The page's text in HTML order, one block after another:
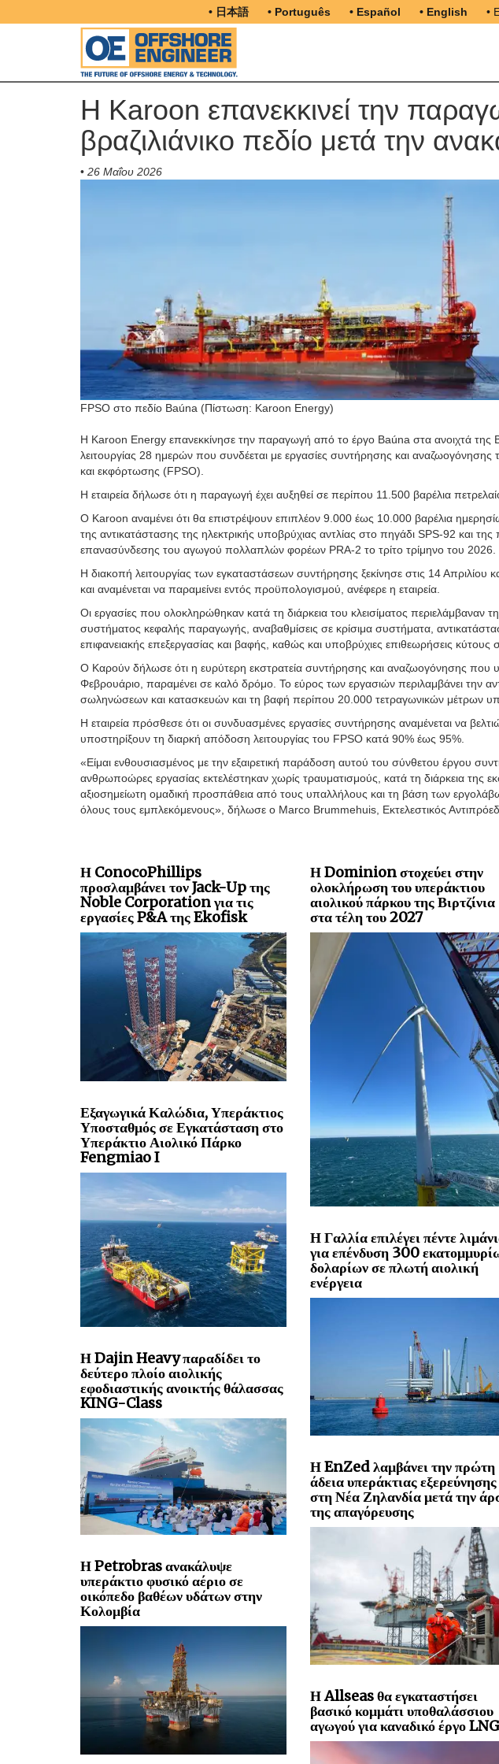
• 日本語 • Português • Español • English •
Η Karoon επανεκκινεί την
βραζιλιάνικο πεδίο μετά την
• 26 Μαΐου 2026
FPSO στο πεδίο Baúna (Πίστωση: Karoon Energy)
Η Karoon Energy επανεκκίνησε την παραγωγή από το έργο Baúna στα ανοιχτά της
λειτουργίας 28 ημερών που συνδέεται με εργασίες συντήρησης και
και εκφόρτωσης (FPSO).
Η εταιρεία δήλωσε ότι η παραγωγή έχει αυξηθεί σε περίπου 11.500 βαρέλια
Ο Karoon αναμένει ότι θα επιστρέψουν επιπλέον 9.000 έως 10.000 βαρέλια
της αντικατάστασης της ηλεκτρικής υποβρύχιας αντλίας στο πηγάδι SPS-92 και
επανασύνδεσης του αγωγού πολλαπλών φορέων PRA-2 το τρίτο τρίμηνο του 2026.
Η διακοπή λειτουργίας των εγκαταστάσεων συντήρησης ξεκίνησε στις 14
και αναμένεται να παραμείνει εντός προϋπολογισμού, ανέφερε η εταιρεία.
Οι εργασίες που ολοκληρώθηκαν κατά τη διάρκεια του κλεισίματος
συστήματος κεφαλής παραγωγής, αναβαθμίσεις σε κρίσιμα συστήματα,
επιφανειακής επεξεργασίας και βαφής, καθώς και υποβρύχιες επιθεωρήσεις κύτους
Ο Καρούν δήλωσε ότι η ευρύτερη εκστρατεία συντήρησης και αναζωογόνησης που
Φεβρουάριο, παραμένει σε καλό δρόμο. Το εύρος των εργασιών περιλαμβάνει την
σωληνώσεων και κατασκευών και τη βαφή περίπου 20.000 τετραγωνικών μέτρων
Η εταιρεία πρόσθεσε ότι οι συνδυασμένες εργασίες συντήρησης αναμένεται να
υποστηρίξουν τη διαρκή απόδοση λειτουργίας του FPSO κατά 90% έως 95%.
«Είμαι ενθουσιασμένος με την εξαιρετική παράδοση αυτού του σύνθετου έργου
ανθρωποώρες εργασίας εκτελέστηκαν χωρίς τραυματισμούς, κατά τη διάρκεια της
αξιοσημείωτη ομαδική προσπάθεια από τους υπαλλήλους και τη βάση των
όλους τους εμπλεκόμενους», δήλωσε ο Marco Brummehuis, Εκτελεστικός
Η ConocoPhillips
προσλαμβάνει τον Jack-Up της
Noble Corporation για τις
εργασίες P&A της Ekofisk
Εξαγωγικά Καλώδια, Υπεράκτιος
Υποσταθμός σε Εγκατάσταση στο
Υπεράκτιο Αιολικό Πάρκο
Fengmiao I
Η Dajin Heavy παραδίδει το
δεύτερο πλοίο αιολικής
εφοδιαστικής ανοικτής θάλασσας
KING-Class
Η Petrobras ανακάλυψε
υπεράκτιο φυσικό αέριο σε
οικόπεδο βαθέων υδάτων στην
Κολομβία
Η Dominion στοχεύει στην
ολοκλήρωση του υπεράκτιου
αιολικού πάρκου της Βιρτζίνια
στα τέλη του 2027
Η Γαλλία επιλέγει πέντε
για επένδυση 300
δολαρίων σε πλωτή αιολική
ενέργεια
Η EnZed λαμβάνει την πρώτη
άδεια υπεράκτιας εξερεύνησης
στη Νέα Ζηλανδία μετά την
της απαγόρευσης
Η Allseas θα εγκαταστήσει
βασικό κομμάτι υποθαλάσσιου
αγωγού για καναδικό έργο LNG